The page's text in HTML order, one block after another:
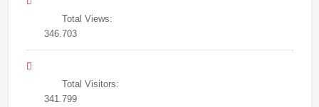
Total Views:
346.703
Total Visitors:
341.799